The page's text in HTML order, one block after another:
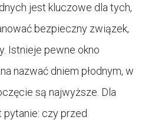
jest kluczowe dla tych,
bezpieczny związek,
Istnieje pewne okno
nazwać dniem płodnym, w
są najwyższe. Dla
czy przed